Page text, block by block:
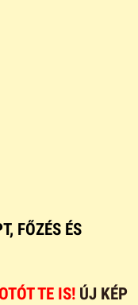
FŐZÉS ÉS
TE IS! ÚJ KÉP